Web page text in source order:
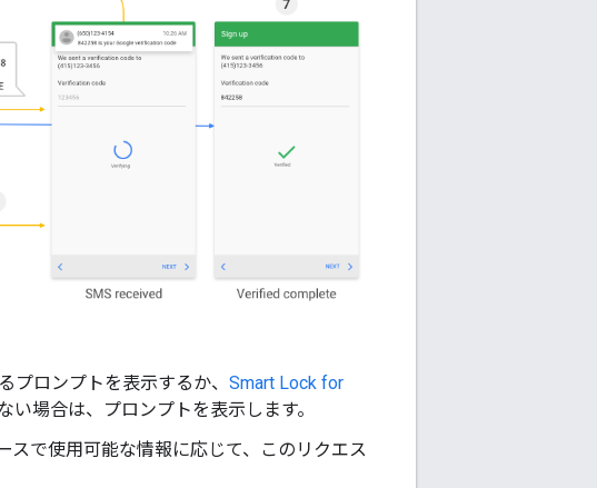
プロンプトを表示するか、 Smart Lock for
場合は、プロンプトを表示します。
スで使用可能な情報に応じて、このリクエス